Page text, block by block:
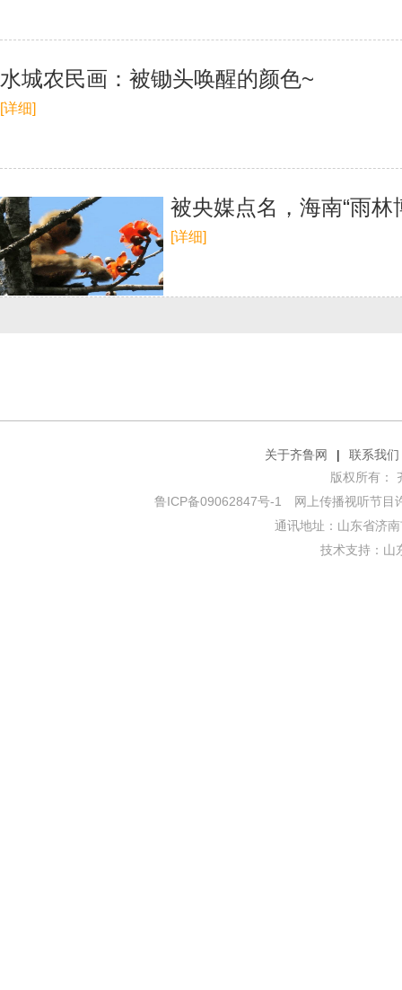
水城农民画：被锄头唤醒的颜色~
[详细]
被央媒点名，海南“雨
[详细]
关于齐鲁网 |
联系我们
版权所有：
鲁ICP备09062847号-1
网上传播视听节目
通讯地址：山东省济
技术支持： 山